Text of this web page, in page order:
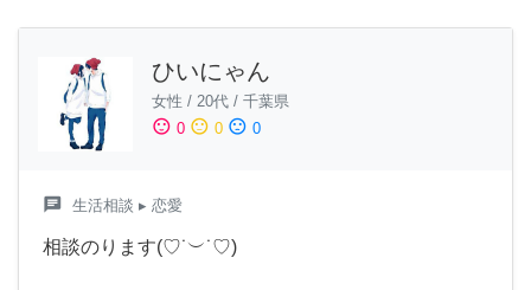
ひいにゃん
女性 / 20代 / 千葉県
sentiment_satisfied 0 sentiment_neutral 0 sentiment_dissatisfied 0
chat 生活相談 ▸ 恋愛
相談のります(♡˙︶˙♡)